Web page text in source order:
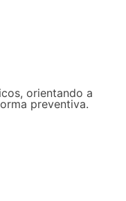
orientando a
preventiva.